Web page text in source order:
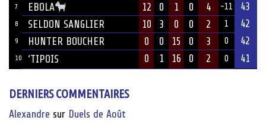
7 EBOLA 12 0 1 0 4 -11 43
8 SELDON SANGLIER 10 3 0 0 2 1 42
9 HUNTER BOUCHER 0 0 15 0 3 0 42
10 ‘TIPOIS 0 1 16 0 2 0 41
DERNIERS COMMENTAIRES
Alexandre sur Duels de Août